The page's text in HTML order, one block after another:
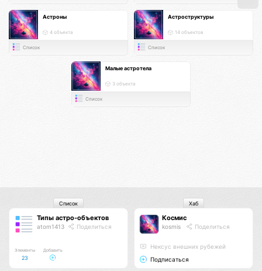
Астроны
4 объекта
Список
Астроструктуры
14 объектов
Список
Малые астротела
3 объекта
Список
Типы астро-объектов
atom1413 Поделиться
Элементы
23
Добавить
Список
Космис
kosmis Поделиться
Нексус внешних рубежей
Подписаться
Хаб